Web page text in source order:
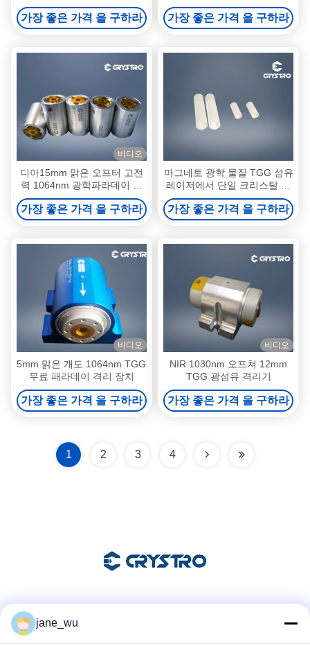
가장 좋은 가격 을 구하라
학 격리기
가장 좋은 가격 을 구하라
비디오
디아15mm 맑은 오프터 고전
력 1064nm 광학파라데이 격
리기
가장 좋은 가격 을 구하라
마그네토 광학 물질 TGG 섬유
레이저에서 단일 크리스탈 광
학 격리
가장 좋은 가격 을 구하라
비디오
5mm 맑은 개도 1064nm TGG
무료 패라데이 격리 장치
가장 좋은 가격 을 구하라
비디오
NIR 1030nm 오프쳐 12mm
TGG 광섬유 격리기
가장 좋은 가격 을 구하라
1 2 3 4
jane_wu